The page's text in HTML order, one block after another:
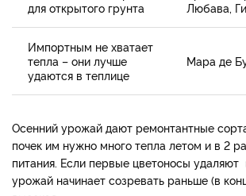
для открытого грунта
Любава,
Импортным не хватает
тепла – они лучше
удаются в теплице
Мара де
Осенний урожай дают ремонтантные
почек им нужно много тепла летом и в 2
питания. Если первые цветоносы удаляют
урожай начинает созревать раньше (в